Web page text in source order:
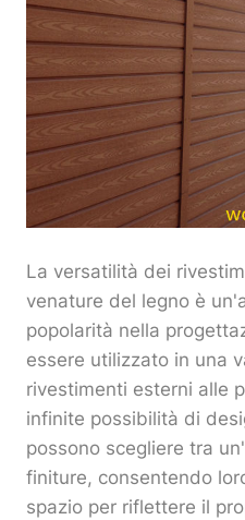
La versatilità dei
venature del legno è
popolarità nella
essere utilizzato in una
rivestimenti esterni alle
infinite possibilità di
possono scegliere tra
finiture, consentendo
spazio per riflettere il